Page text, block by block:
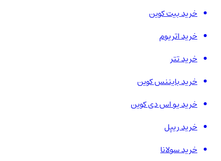
خرید بیت کوین
خرید اتریوم
خرید تتر
خرید بایننس کوین
خرید یو اس دی کوین
خرید ریپل
خرید سولانا